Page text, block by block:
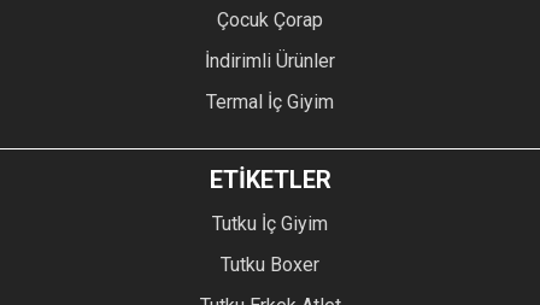
Çocuk Çorap
İndirimli Ürünler
Termal İç Giyim
ETİKETLER
Tutku İç Giyim
Tutku Boxer